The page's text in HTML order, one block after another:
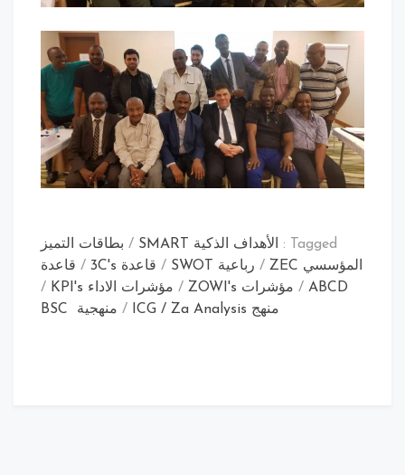
Tagged : الأهداف الذكية SMART / بطاقات التميز
المؤسسي ZEC
/ رباعية SWOT / قاعدة 3C's / قاعدة
ABCD
/ مؤشرات ZOWI's / مؤشرات الاداء KPI's
/
منهج ICG / Za Analysis
/ منهجية BSC